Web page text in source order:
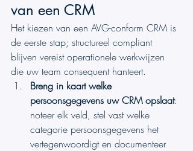
van een CRM
Het kiezen van een AVG-conform CRM is
de eerste stap; structureel compliant
blijven vereist operationele werkwijzen
die uw team consequent hanteert.
Breng in kaart welke
persoonsgegevens uw CRM opslaat:
noteer elk veld, stel vast welke
categorie persoonsgegevens het
vertegenwoordigt en documenteer